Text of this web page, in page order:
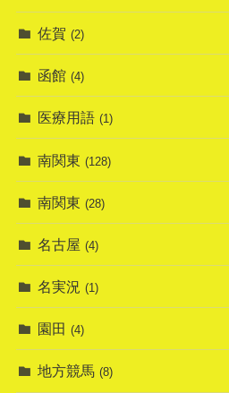
佐賀 (2)
函館 (4)
医療用語 (1)
南関東 (128)
南関東 (28)
名古屋 (4)
名実況 (1)
園田 (4)
地方競馬 (8)